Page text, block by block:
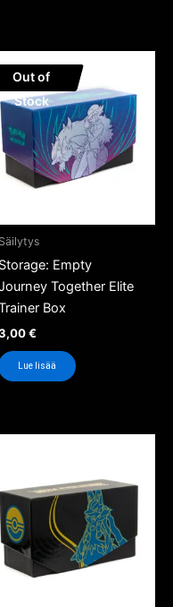
Out of
Stock
Säilytys
Storage: Empty
Together Elite
Box
€
Lue lisää